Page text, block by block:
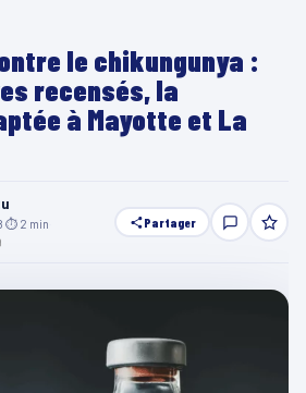
le chikungunya :
recensés, la
à Mayotte et La
⏱ 2 min Partager